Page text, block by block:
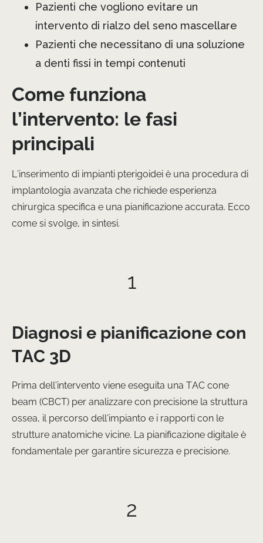
Pazienti che vogliono evitare un
intervento di rialzo del seno mascellare
Pazienti che necessitano di una soluzione
a denti fissi in tempi contenuti
Come funziona
l’intervento: le fasi
principali
L’inserimento di impianti pterigoidei è una procedura di
implantologia avanzata che richiede esperienza
chirurgica specifica e una pianificazione accurata. Ecco
come si svolge, in sintesi.
1
Diagnosi e pianificazione con
TAC 3D
Prima dell’intervento viene eseguita una TAC cone
beam (CBCT) per analizzare con precisione la struttura
ossea, il percorso dell’impianto e i rapporti con le
strutture anatomiche vicine. La pianificazione digitale è
fondamentale per garantire sicurezza e precisione.
2